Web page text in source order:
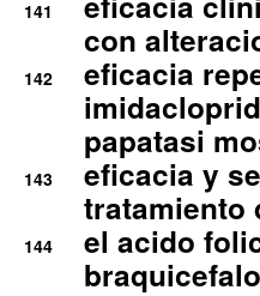
141
con
142
eficacia
papatasi
143
eficacia y
tratamiento
144
el acido